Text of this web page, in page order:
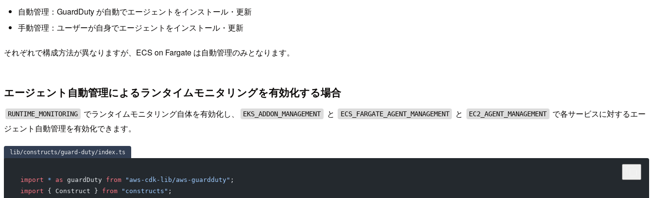
自動管理：GuardDuty が自動でエージェントをインストール・更新
手動管理：ユーザーが自身でエージェントをインストール・更新
それぞれで構成方法が異なりますが、ECS on Fargate は自動管理のみとなります。
エージェント自動管理によるランタイムモニタリングを有効化する場合
RUNTIME_MONITORING でランタイムモニタリング自体を有効化し、 EKS_ADDON_MANAGEMENT と ECS_FARGATE_AGENT_MANAGEMENT と EC2_AGENT_MANAGEMENT
で各サービスに対するエー
ジェント自動管理を有効化できます。
lib/constructs/guard-duty/index.ts
import * as guardDuty from "aws-cdk-lib/aws-guardduty" ;
import { Construct } from "constructs" ;